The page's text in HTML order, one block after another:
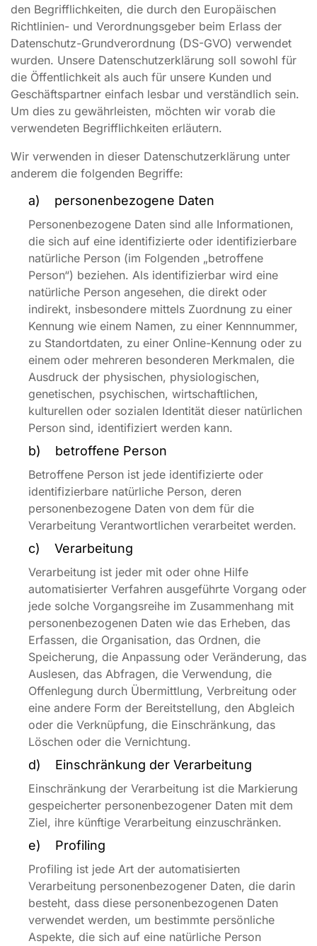
den Begrifflichkeiten, die durch den Europäischen
Richtlinien- und Verordnungsgeber beim Erlass der
Datenschutz-Grundverordnung (DS-GVO) verwendet
wurden. Unsere Datenschutzerklärung soll sowohl für
die Öffentlichkeit als auch für unsere Kunden und
Geschäftspartner einfach lesbar und verständlich sein.
Um dies zu gewährleisten, möchten wir vorab die
verwendeten Begrifflichkeiten erläutern.
Wir verwenden in dieser Datenschutzerklärung unter
anderem die folgenden Begriffe:
a) personenbezogene Daten
Personenbezogene Daten sind alle Informationen,
die sich auf eine identifizierte oder identifizierbare
natürliche Person (im Folgenden „betroffene
Person“) beziehen. Als identifizierbar wird eine
natürliche Person angesehen, die direkt oder
indirekt, insbesondere mittels Zuordnung zu einer
Kennung wie einem Namen, zu einer Kennnummer,
zu Standortdaten, zu einer Online-Kennung oder zu
einem oder mehreren besonderen Merkmalen, die
Ausdruck der physischen, physiologischen,
genetischen, psychischen, wirtschaftlichen,
kulturellen oder sozialen Identität dieser natürlichen
Person sind, identifiziert werden kann.
b) betroffene Person
Betroffene Person ist jede identifizierte oder
identifizierbare natürliche Person, deren
personenbezogene Daten von dem für die
Verarbeitung Verantwortlichen verarbeitet werden.
c) Verarbeitung
Verarbeitung ist jeder mit oder ohne Hilfe
automatisierter Verfahren ausgeführte Vorgang oder
jede solche Vorgangsreihe im Zusammenhang mit
personenbezogenen Daten wie das Erheben, das
Erfassen, die Organisation, das Ordnen, die
Speicherung, die Anpassung oder Veränderung, das
Auslesen, das Abfragen, die Verwendung, die
Offenlegung durch Übermittlung, Verbreitung oder
eine andere Form der Bereitstellung, den Abgleich
oder die Verknüpfung, die Einschränkung, das
Löschen oder die Vernichtung.
d) Einschränkung der Verarbeitung
Einschränkung der Verarbeitung ist die Markierung
gespeicherter personenbezogener Daten mit dem
Ziel, ihre künftige Verarbeitung einzuschränken.
e) Profiling
Profiling ist jede Art der automatisierten
Verarbeitung personenbezogener Daten, die darin
besteht, dass diese personenbezogenen Daten
verwendet werden, um bestimmte persönliche
Aspekte, die sich auf eine natürliche Person